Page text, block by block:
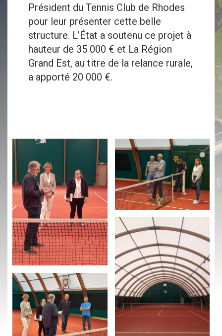
Président du Tennis Club de Rhodes
pour leur présenter cette belle
structure. L’État a soutenu ce projet à
hauteur de 35 000 € et La Région
Grand Est, au titre de la relance rurale,
a apporté 20 000 €.